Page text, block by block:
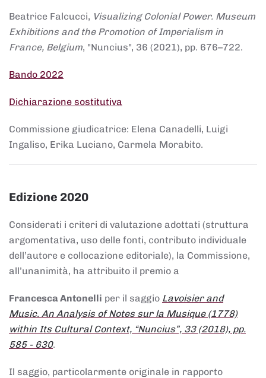
Beatrice Falcucci, Visualizing Colonial Power. Museum
Exhibitions and the Promotion of Imperialism in
France, Belgium, "Nuncius", 36 (2021), pp. 676–722.
Bando 2022
Dichiarazione sostitutiva
Commissione giudicatrice: Elena Canadelli, Luigi
Ingaliso, Erika Luciano, Carmela Morabito.
Edizione 2020
Considerati i criteri di valutazione adottati (struttura
argomentativa, uso delle fonti, contributo individuale
dell’autore e collocazione editoriale), la Commissione,
all’unanimità, ha attribuito il premio a
Francesca Antonelli per il saggio Lavoisier and
Music. An Analysis of Notes sur la Musique (1778)
within Its Cultural Context, “Nuncius”, 33 (2018), pp.
585 - 630.
Il saggio, particolarmente originale in rapporto